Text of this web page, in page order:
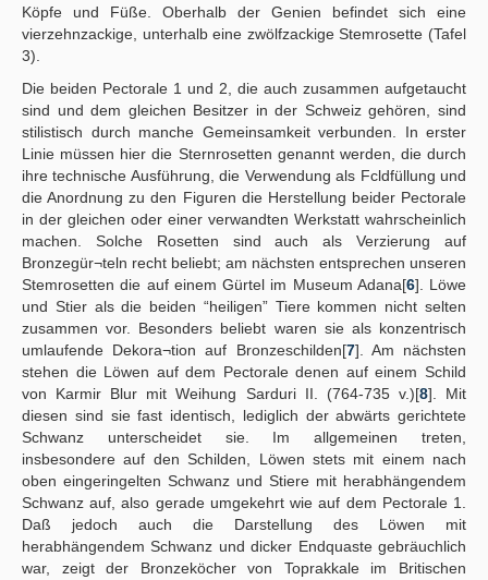
Köpfe und Füße. Oberhalb der Genien befindet sich eine
vierzehnzackige, unterhalb eine zwölfzackige Stemrosette (Tafel
3).
Die beiden Pectorale 1 und 2, die auch zusammen aufgetaucht
sind und dem gleichen Besitzer in der Schweiz gehören, sind
stilistisch durch manche Gemeinsamkeit verbunden. In erster
Linie müssen hier die Sternrosetten genannt werden, die durch
ihre technische Ausführung, die Verwendung als Fcldfüllung und
die Anordnung zu den Figuren die Herstellung beider Pectorale
in der gleichen oder einer verwandten Werkstatt wahrscheinlich
machen. Solche Rosetten sind auch als Verzierung auf
Bronzegür¬teln recht beliebt; am nächsten entsprechen unseren
Stemrosetten die auf einem Gürtel im Museum Adana[6]. Löwe
und Stier als die beiden “heiligen” Tiere kommen nicht selten
zusammen vor. Besonders beliebt waren sie als konzentrisch
umlaufende Dekora¬tion auf Bronzeschilden[7]. Am nächsten
stehen die Löwen auf dem Pectorale denen auf einem Schild
von Karmir Blur mit Weihung Sarduri II. (764-735 v.)[8]. Mit
diesen sind sie fast identisch, lediglich der abwärts gerichtete
Schwanz unterscheidet sie. Im allgemeinen treten,
insbesondere auf den Schilden, Löwen stets mit einem nach
oben eingeringelten Schwanz und Stiere mit herabhängendem
Schwanz auf, also gerade umgekehrt wie auf dem Pectorale 1.
Daß jedoch auch die Darstellung des Löwen mit
herabhängendem Schwanz und dicker Endquaste gebräuchlich
war, zeigt der Bronzeköcher von Toprakkale im Britischen